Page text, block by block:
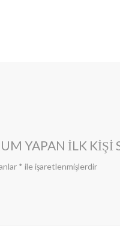
YAPAN ILK KIŞI
* ile işaretlenmişlerdir